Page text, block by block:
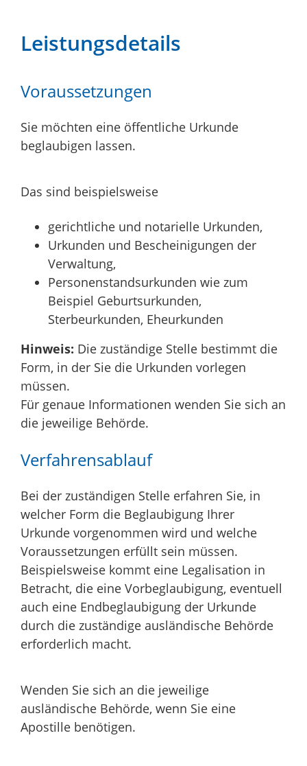
Leistungsdetails
Voraussetzungen
Sie möchten eine öffentliche Urkunde
beglaubigen lassen.
Das sind beispielsweise
gerichtliche und notarielle Urkunden,
Urkunden und Bescheinigungen der
Verwaltung,
Personenstandsurkunden wie zum
Beispiel Geburtsurkunden,
Sterbeurkunden, Eheurkunden
Hinweis: Die zuständige Stelle bestimmt die
Form, in der Sie die Urkunden vorlegen
müssen.
Für genaue Informationen wenden Sie sich an
die jeweilige Behörde.
Verfahrensablauf
Bei der zuständigen Stelle erfahren Sie, in
welcher Form die Beglaubigung Ihrer
Urkunde vorgenommen wird und welche
Voraussetzungen erfüllt sein müssen.
Beispielsweise kommt eine Legalisation in
Betracht, die eine Vorbeglaubigung, eventuell
auch eine Endbeglaubigung der Urkunde
durch die zuständige ausländische Behörde
erforderlich macht.
Wenden Sie sich an die jeweilige
ausländische Behörde, wenn Sie eine
Apostille benötigen.